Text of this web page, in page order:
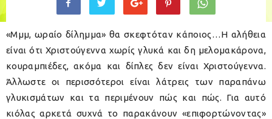
«Μμμ, ωραίο δίλημμα» θα σκεφτόταν κάποιος…Η αλήθεια
είναι ότι Χριστούγεννα χωρίς γλυκά και δη μελομακάρονα,
κουραμπιέδες, ακόμα και δίπλες δεν είναι Χριστούγεννα.
Άλλωστε οι περισσότεροι είναι λάτρεις των παραπάνω
γλυκισμάτων και τα περιμένουν πώς και πώς. Για αυτό
κιόλας αρκετά συχνά το παρακάνουν «επιφορτώνοντας»